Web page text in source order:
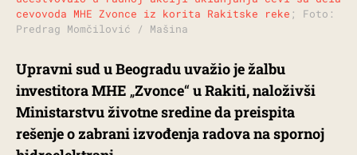
cevovoda MHE Zvonce iz korita Rakitske reke ; Foto:
Predrag Momčilović / Mašina
Upravni sud u Beogradu uvažio je žalbu
investitora MHE „Zvonce“ u Rakiti, naloživši
Ministarstvu životne sredine da preispita
rešenje o zabrani izvođenja radova na spornoj